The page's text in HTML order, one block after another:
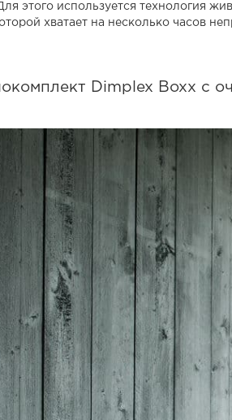
этого используется технология
хватает на несколько часов
Dimplex Boxx с